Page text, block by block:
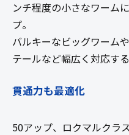
ンチ程度の小さなワーム
プ。
バルキーなビッグワーム
テールなど幅広く対応す
貫通力も最適化
50アップ、ロクマルクラ